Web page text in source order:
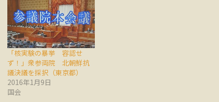
「核実験の暴挙 容認せ
ず！」衆参両院 北朝鮮抗
議決議を採択（東京都）
2016年1月9日
国会